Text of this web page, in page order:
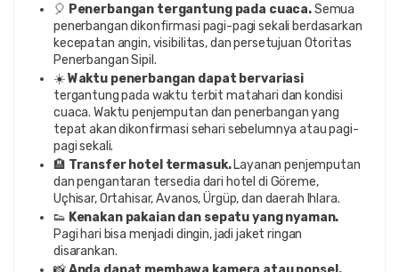
🎈 Penerbangan tergantung pada cuaca.Semua
penerbangan dikonfirmasi pagi-pagi sekali berdasarkan
kecepatan angin, visibilitas, dan persetujuan Otoritas
Penerbangan Sipil.
☀️Waktu penerbangan dapat bervariasi
tergantung pada waktu terbit matahari dan kondisi
cuaca. Waktu penjemputan dan penerbangan yang
tepat akan dikonfirmasi sehari sebelumnya atau pagi-
pagi sekali.
🏨 Transfer hotel termasuk.Layanan penjemputan
dan pengantaran tersedia dari hotel di Göreme,
Uçhisar, Ortahisar, Avanos, Ürgüp, dan daerah Ihlara.
👟 Kenakan pakaian dan sepatu yang nyaman.
Pagi hari bisa menjadi dingin, jadi jaket ringan
disarankan.